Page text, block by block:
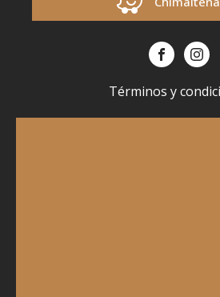
Términos y